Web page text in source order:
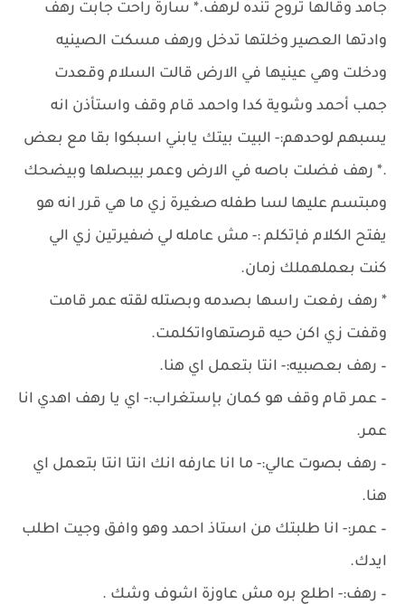
جامد وقالها تروح تنده لرهف.* سارة راحت جابت رهف
وادتها العصير وخلتها تدخل ورهف مسكت الصينيه
ودخلت وهي عينيها في الارض قالت السلام وقعدت
جمب أحمد وشوية كدا واحمد قام وقف واستأذن انه
يسبهم لوحدهم:- البيت بيتك يابني اسبكوا بقا مع بعض
.* رهف فضلت باصه في الارض وعمر بيبصلها وبيضحك
ومبتسم عليها لسا طفله صغيرة زي ما هي قرر انه هو
يفتح الكلام فإتكلم :- مش عامله لي ضفيرتين زي الي
كنت بعملهملك زمان.
* رهف رفعت راسها بصدمه وبصتله لقته عمر قامت
وقفت زي اكن حيه قرصتهاواتكلمت.
– رهف بعصبيه:- انتا بتعمل اي هنا.
– عمر قام وقف هو كمان بإستغراب:- اي يا رهف اهدي انا
عمر.
– رهف بصوت عالي:- ما انا عارفه انك انتا انتا بتعمل اي
هنا.
– عمر:- انا طلبتك من استاذ احمد وهو وافق وجيت اطلب
ايدك.
– رهف:- اطلع بره مش عاوزة اشوف وشك .